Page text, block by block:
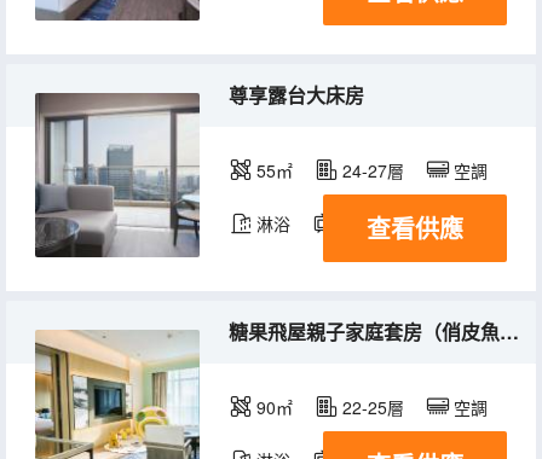
尊享露台大床房
55㎡ 24-27層 空調
淋浴 電視機
查看供應
糖果飛屋親子家庭套房（俏皮魚嘴+童年木馬+繪本）
90㎡ 22-25層 空調